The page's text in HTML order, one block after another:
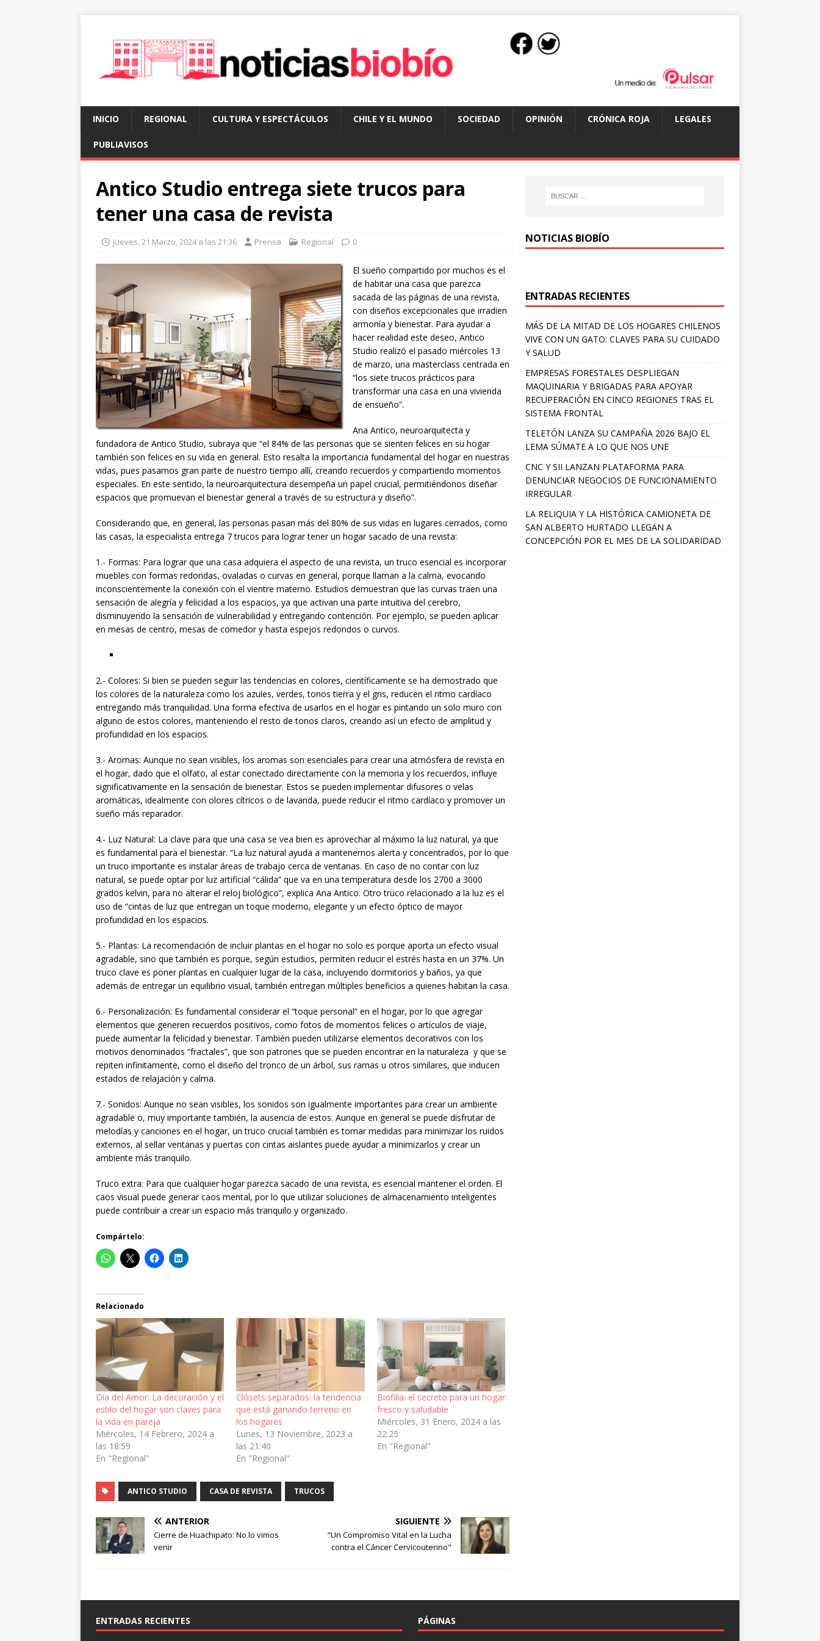
INICIO REGIONAL CULTURA Y ESPECTÁCULOS CHILE Y EL MUNDO SOCIEDAD OPINIÓN CRÓNICA ROJA LEGALES
PUBLIAVISOS
Antico Studio entrega siete trucos para
tener una casa de revista
Jueves, 21 Marzo, 2024 a las 21:36 Prensa Regional 0
El sueño compartido por muchos es el
de habitar una casa que parezca
sacada de las páginas de una revista,
con diseños excepcionales que irradien
armonía y bienestar. Para ayudar a
hacer realidad este deseo, Antico
Studio realizó el pasado miércoles 13
de marzo, una masterclass centrada en
“los siete trucos prácticos para
transformar una casa en una vivienda
de ensueño”.
Ana Antico, neuroarquitecta y
fundadora de Antico Studio, subraya que “el 84% de las personas que se sienten felices en su hogar
también son felices en su vida en general. Esto resalta la importancia fundamental del hogar en nuestras
vidas, pues pasamos gran parte de nuestro tiempo allí, creando recuerdos y compartiendo momentos
especiales. En este sentido, la neuroarquitectura desempeña un papel crucial, permitiéndonos diseñar
espacios que promuevan el bienestar general a través de su estructura y diseño”.
Considerando que, en general, las personas pasan más del 80% de sus vidas en lugares cerrados, como
las casas, la especialista entrega 7 trucos para lograr tener un hogar sacado de una revista:
1.- Formas: Para lograr que una casa adquiera el aspecto de una revista, un truco esencial es incorporar
muebles con formas redondas, ovaladas o curvas en general, porque llaman a la calma, evocando
inconscientemente la conexión con el vientre materno. Estudios demuestran que las curvas traen una
sensación de alegría y felicidad a los espacios, ya que activan una parte intuitiva del cerebro,
disminuyendo la sensación de vulnerabilidad y entregando contención. Por ejemplo, se pueden aplicar
en mesas de centro, mesas de comedor y hasta espejos redondos o curvos.
2.- Colores: Si bien se pueden seguir las tendencias en colores, científicamente se ha demostrado que
los colores de la naturaleza como los azules, verdes, tonos tierra y el gris, reducen el ritmo cardíaco
entregando más tranquilidad. Una forma efectiva de usarlos en el hogar es pintando un solo muro con
alguno de estos colores, manteniendo el resto de tonos claros, creando así un efecto de amplitud y
profundidad en los espacios.
3.- Aromas: Aunque no sean visibles, los aromas son esenciales para crear una atmósfera de revista en
el hogar, dado que el olfato, al estar conectado directamente con la memoria y los recuerdos, influye
significativamente en la sensación de bienestar. Estos se pueden implementar difusores o velas
aromáticas, idealmente con olores cítricos o de lavanda, puede reducir el ritmo cardíaco y promover un
sueño más reparador.
4.- Luz Natural: La clave para que una casa se vea bien es aprovechar al máximo la luz natural, ya que
es fundamental para el bienestar. “La luz natural ayuda a mantenernos alerta y concentrados, por lo que
un truco importante es instalar áreas de trabajo cerca de ventanas. En caso de no contar con luz
natural, se puede optar por luz artificial “cálida” que va en una temperatura desde los 2700 a 3000
grados kelvin, para no alterar el reloj biológico”, explica Ana Antico. Otro truco relacionado a la luz es el
uso de “cintas de luz que entregan un toque moderno, elegante y un efecto óptico de mayor
profundidad en los espacios.
5.- Plantas: La recomendación de incluir plantas en el hogar no solo es porque aporta un efecto visual
agradable, sino que también es porque, según estudios, permiten reducir el estrés hasta en un 37%. Un
truco clave es poner plantas en cualquier lugar de la casa, incluyendo dormitorios y baños, ya que
además de entregar un equilibrio visual, también entregan múltiples beneficios a quienes habitan la casa.
6.- Personalización: Es fundamental considerar el “toque personal” en el hogar, por lo que agregar
elementos que generen recuerdos positivos, como fotos de momentos felices o artículos de viaje,
puede aumentar la felicidad y bienestar. También pueden utilizarse elementos decorativos con los
motivos denominados “fractales”, que son patrones que se pueden encontrar en la naturaleza y que se
repiten infinitamente, como el diseño del tronco de un árbol, sus ramas u otros similares, que inducen
estados de relajación y calma.
7.- Sonidos: Aunque no sean visibles, los sonidos son igualmente importantes para crear un ambiente
agradable o, muy importante también, la ausencia de estos. Aunque en general se puede disfrutar de
melodías y canciones en el hogar, un truco crucial también es tomar medidas para minimizar los ruidos
externos, al sellar ventanas y puertas con cintas aislantes puede ayudar a minimizarlos y crear un
ambiente más tranquilo.
Truco extra: Para que cualquier hogar parezca sacado de una revista, es esencial mantener el orden. El
caos visual puede generar caos mental, por lo que utilizar soluciones de almacenamiento inteligentes
puede contribuir a crear un espacio más tranquilo y organizado.
Compártelo:
Relacionado
Día del Amor: La decoración y el
estilo del hogar son claves para
la vida en pareja
Miércoles, 14 Febrero, 2024 a
las 18:59
En "Regional"
Clósets separados: la tendencia
que está ganando terreno en
los hogares
Lunes, 13 Noviembre, 2023 a
las 21:40
En "Regional"
Biofilia: el secreto para un hogar
fresco y saludable
Miércoles, 31 Enero, 2024 a las
22:25
En "Regional"
ANTICO STUDIO CASA DE REVISTA TRUCOS
ANTERIOR
Cierre de Huachipato: No lo vimos
venir
SIGUIENTE
“Un Compromiso Vital en la Lucha
contra el Cáncer Cervicouterino"
NOTICIAS BIOBÍO
ENTRADAS RECIENTES
MÁS DE LA MITAD DE LOS HOGARES CHILENOS
VIVE CON UN GATO: CLAVES PARA SU CUIDADO
Y SALUD
EMPRESAS FORESTALES DESPLIEGAN
MAQUINARIA Y BRIGADAS PARA APOYAR
RECUPERACIÓN EN CINCO REGIONES TRAS EL
SISTEMA FRONTAL
TELETÓN LANZA SU CAMPAÑA 2026 BAJO EL
LEMA SÚMATE A LO QUE NOS UNE
CNC Y SII LANZAN PLATAFORMA PARA
DENUNCIAR NEGOCIOS DE FUNCIONAMIENTO
IRREGULAR
LA RELIQUIA Y LA HISTÓRICA CAMIONETA DE
SAN ALBERTO HURTADO LLEGAN A
CONCEPCIÓN POR EL MES DE LA SOLIDARIDAD
ENTRADAS RECIENTES PÁGINAS